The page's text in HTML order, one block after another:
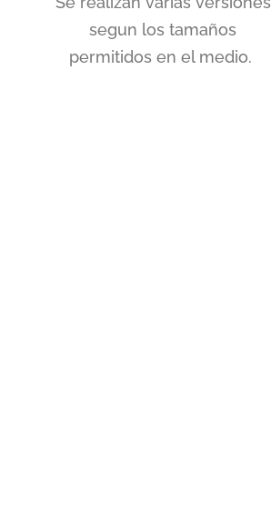
segun los tamaños
permitidos en el medio.